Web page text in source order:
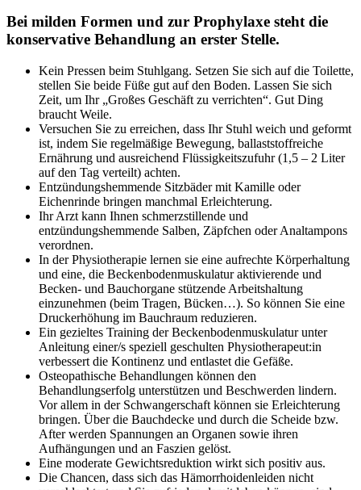
Bei milden Formen und zur Prophylaxe steht die
konservative Behandlung an erster Stelle.
Kein Pressen beim Stuhlgang. Setzen Sie sich auf die Toilette,
stellen Sie beide Füße gut auf den Boden. Lassen Sie sich
Zeit, um Ihr „Großes Geschäft zu verrichten“. Gut Ding
braucht Weile.
Versuchen Sie zu erreichen, dass Ihr Stuhl weich und geformt
ist, indem Sie regelmäßige Bewegung, ballaststoffreiche
Ernährung und ausreichend Flüssigkeitszufuhr (1,5 – 2 Liter
auf den Tag verteilt) achten.
Entzündungshemmende Sitzbäder mit Kamille oder
Eichenrinde bringen manchmal Erleichterung.
Ihr Arzt kann Ihnen schmerzstillende und
entzündungshemmende Salben, Zäpfchen oder Analtampons
verordnen.
In der Physiotherapie lernen sie eine aufrechte Körperhaltung
und eine, die Beckenbodenmuskulatur aktivierende und
Becken- und Bauchorgane stützende Arbeitshaltung
einzunehmen (beim Tragen, Bücken…). So können Sie eine
Druckerhöhung im Bauchraum reduzieren.
Ein gezieltes Training der Beckenbodenmuskulatur unter
Anleitung einer/s speziell geschulten Physiotherapeut:in
verbessert die Kontinenz und entlastet die Gefäße.
Osteopathische Behandlungen können den
Behandlungserfolg unterstützen und Beschwerden lindern.
Vor allem in der Schwangerschaft können sie Erleichterung
bringen. Über die Bauchdecke und durch die Scheide bzw.
After werden Spannungen an Organen sowie ihren
Aufhängungen und an Faszien gelöst.
Eine moderate Gewichtsreduktion wirkt sich positiv aus.
Die Chancen, dass sich das Hämorrhoidenleiden nicht